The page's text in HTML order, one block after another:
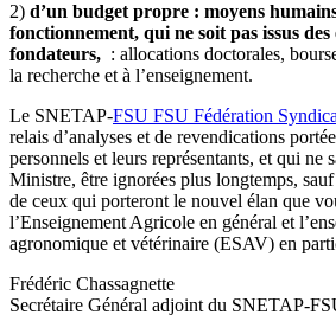
2) d’un budget propre : moyens
fonctionnement, qui ne soit pas issus des
fondateurs, : allocations doctorales,
la recherche et à l’enseignement.
Le SNETAP-FSU FSU Fédération
relais d’analyses et de revendications
personnels et leurs représentants, et qui ne
Ministre, être ignorées plus longtemps,
de ceux qui porteront le nouvel élan que
l’Enseignement Agricole en général et
agronomique et vétérinaire (ESAV) en
Frédéric Chassagnette
Secrétaire Général adjoint du SNETAP-